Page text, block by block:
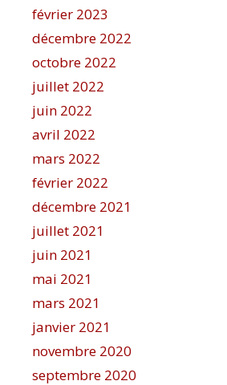
février 2023
décembre 2022
octobre 2022
juillet 2022
juin 2022
avril 2022
mars 2022
février 2022
décembre 2021
juillet 2021
juin 2021
mai 2021
mars 2021
janvier 2021
novembre 2020
septembre 2020